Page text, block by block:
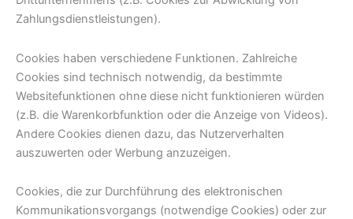
Zahlungsdienstleistungen).
Cookies haben verschiedene Funktionen. Zahlreiche
Cookies sind technisch notwendig, da bestimmte
Websitefunktionen ohne diese nicht funktionieren würden
(z.B. die Warenkorbfunktion oder die Anzeige von Videos).
Andere Cookies dienen dazu, das Nutzerverhalten
auszuwerten oder Werbung anzuzeigen.
Cookies, die zur Durchführung des elektronischen
Kommunikationsvorgangs (notwendige Cookies) oder zur